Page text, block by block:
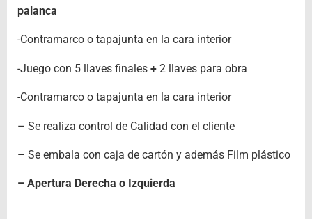
palanca
-Contramarco o tapajunta en la cara interior
-Juego con 5 llaves finales + 2 llaves para obra
-Contramarco o tapajunta en la cara interior
– Se realiza control de Calidad con el cliente
– Se embala con caja de cartón y además Film plástico
– Apertura Derecha o Izquierda